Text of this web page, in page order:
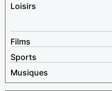
Loisirs
Films
Sports
Musiques